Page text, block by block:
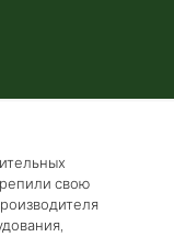
свою